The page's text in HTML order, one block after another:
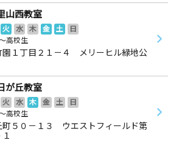
山西教室
火 水 木 金 土
日
高校生
園１丁目２１－４ メリーヒル緑地公
が丘教室
火 水 木 金 土
日
高校生
町５０－１３ ウエストフィールド第